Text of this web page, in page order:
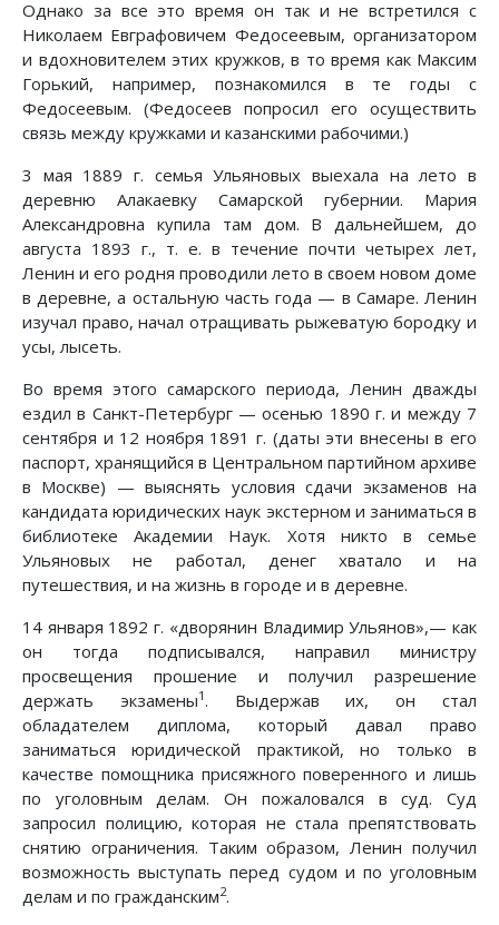
Однако за все это время он так и не встретился с
Николаем Евграфовичем Федосеевым, организатором
и вдохновителем этих кружков, в то время как Максим
Горький, например, познакомился в те годы с
Федосеевым. (Федосеев попросил его осуществить
связь между кружками и казанскими рабочими.)
3 мая 1889 г. семья Ульяновых выехала на лето в
деревню Алакаевку Самарской губернии. Мария
Александровна купила там дом. В дальнейшем, до
августа 1893 г., т. е. в течение почти четырех лет,
Ленин и его родня проводили лето в своем новом доме
в деревне, а остальную часть года — в Самаре. Ленин
изучал право, начал отращивать рыжеватую бородку и
усы, лысеть.
Во время этого самарского периода, Ленин дважды
ездил в Санкт-Петербург — осенью 1890 г. и между 7
сентября и 12 ноября 1891 г. (даты эти внесены в его
паспорт, хранящийся в Центральном партийном архиве
в Москве) — выяснять условия сдачи экзаменов на
кандидата юридических наук экстерном и заниматься в
библиотеке Академии Наук. Хотя никто в семье
Ульяновых не работал, денег хватало и на
путешествия, и на жизнь в городе и в деревне.
14 января 1892 г. «дворянин Владимир Ульянов»,— как
он тогда подписывался, направил министру
просвещения прошение и получил разрешение
держать экзамены1 . Выдержав их, он стал
обладателем диплома, который давал право
заниматься юридической практикой, но только в
качестве помощника присяжного поверенного и лишь
по уголовным делам. Он пожаловался в суд. Суд
запросил полицию, которая не стала препятствовать
снятию ограничения. Таким образом, Ленин получил
возможность выступать перед судом и по уголовным
делам и по гражданским2.